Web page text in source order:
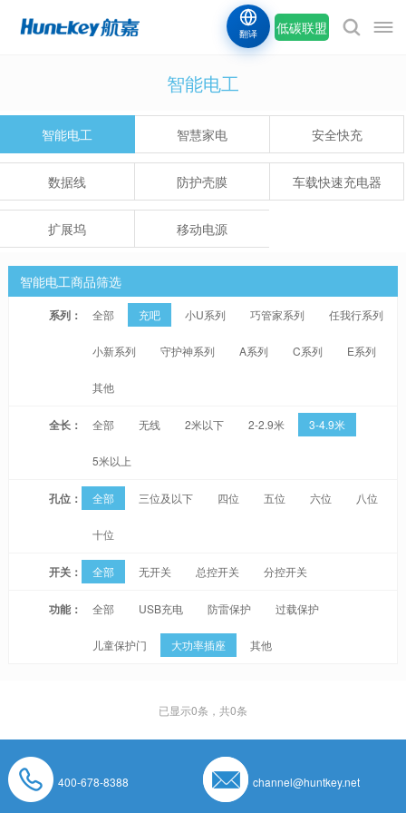
低碳联盟
翻译
智能电工
智能电工 智慧家电 安全快充
数据线 防护壳膜 车载快速充电器
扩展坞 移动电源
智能电工商品筛选
系列： 全部 充吧 小U系列 巧管家系列 任我行系列
小新系列 守护神系列 A系列 C系列 E系列
其他
全长： 全部 无线 2米以下 2-2.9米 3-4.9米
5米以上
孔位： 全部 三位及以下 四位 五位 六位 八位
十位
开关： 全部 无开关 总控开关 分控开关
功能： 全部 USB充电 防雷保护 过载保护
儿童保护门 大功率插座 其他
已显示0条，共0条
400-678-8388 channel@huntkey.net